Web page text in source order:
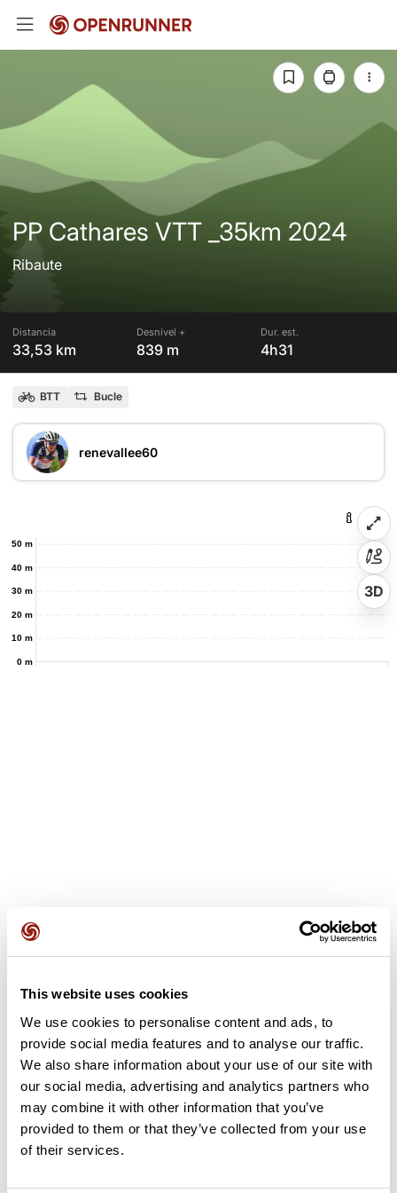
This website uses cookies
We use cookies to personalise content and ads, to
provide social media features and to analyse our traffic.
We also share information about your use of our site with
our social media, advertising and analytics partners who
may combine it with other information that you’ve
provided to them or that they’ve collected from your use
of their services.
PP Cathares VTT _35km 2024
Ribaute
Distancia
33,53 km
Desnivel +
839 m
Dur. est.
4h31
BTT Bucle
renevallee60
0 m
10 m
20 m
30 m
40 m
50 m
3D
completado? ¡Deja la primera opinión!
Añadir una opinión
Resumen